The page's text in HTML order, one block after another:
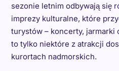
sezonie letnim odbywają się
imprezy kulturalne, które
turystów – koncerty, jarmarki
to tylko niektóre z atrakcji
kurortach nadmorskich.